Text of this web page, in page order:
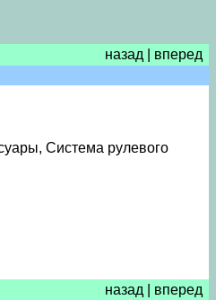
назад
вперед
Система рулевого
назад вперед